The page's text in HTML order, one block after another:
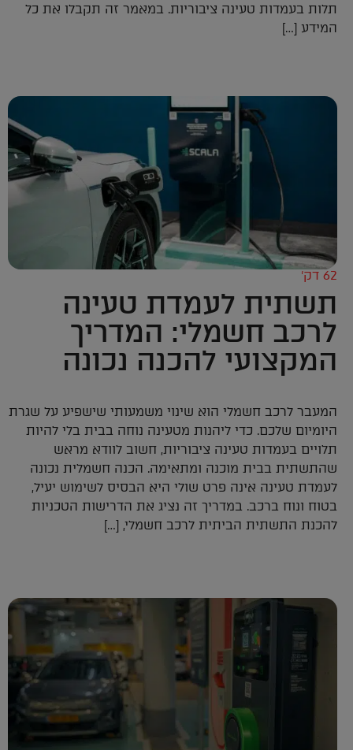
תלות בעמדות טעינה ציבוריות. במאמר זה תקבלו את כל
המידע […]
62 דק’
תשתית לעמדת טעינה
לרכב חשמלי: המדריך
המקצועי להכנה נכונה
המעבר לרכב חשמלי הוא שינוי משמעותי שישפיע על שגרת
היומיום שלכם. כדי ליהנות מטעינה נוחה בבית בלי להיות
תלויים בעמדות טעינה ציבוריות, חשוב לוודא מראש
שהתשתית בבית מוכנה ומתאימה. הכנה חשמלית נכונה
לעמדת טעינה אינה פרט שולי היא הבסיס לשימוש יעיל,
בטוח ונוח ברכב. במדריך זה נציג את הדרישות הטכניות
להכנת התשתית הביתית לרכב חשמלי, […]